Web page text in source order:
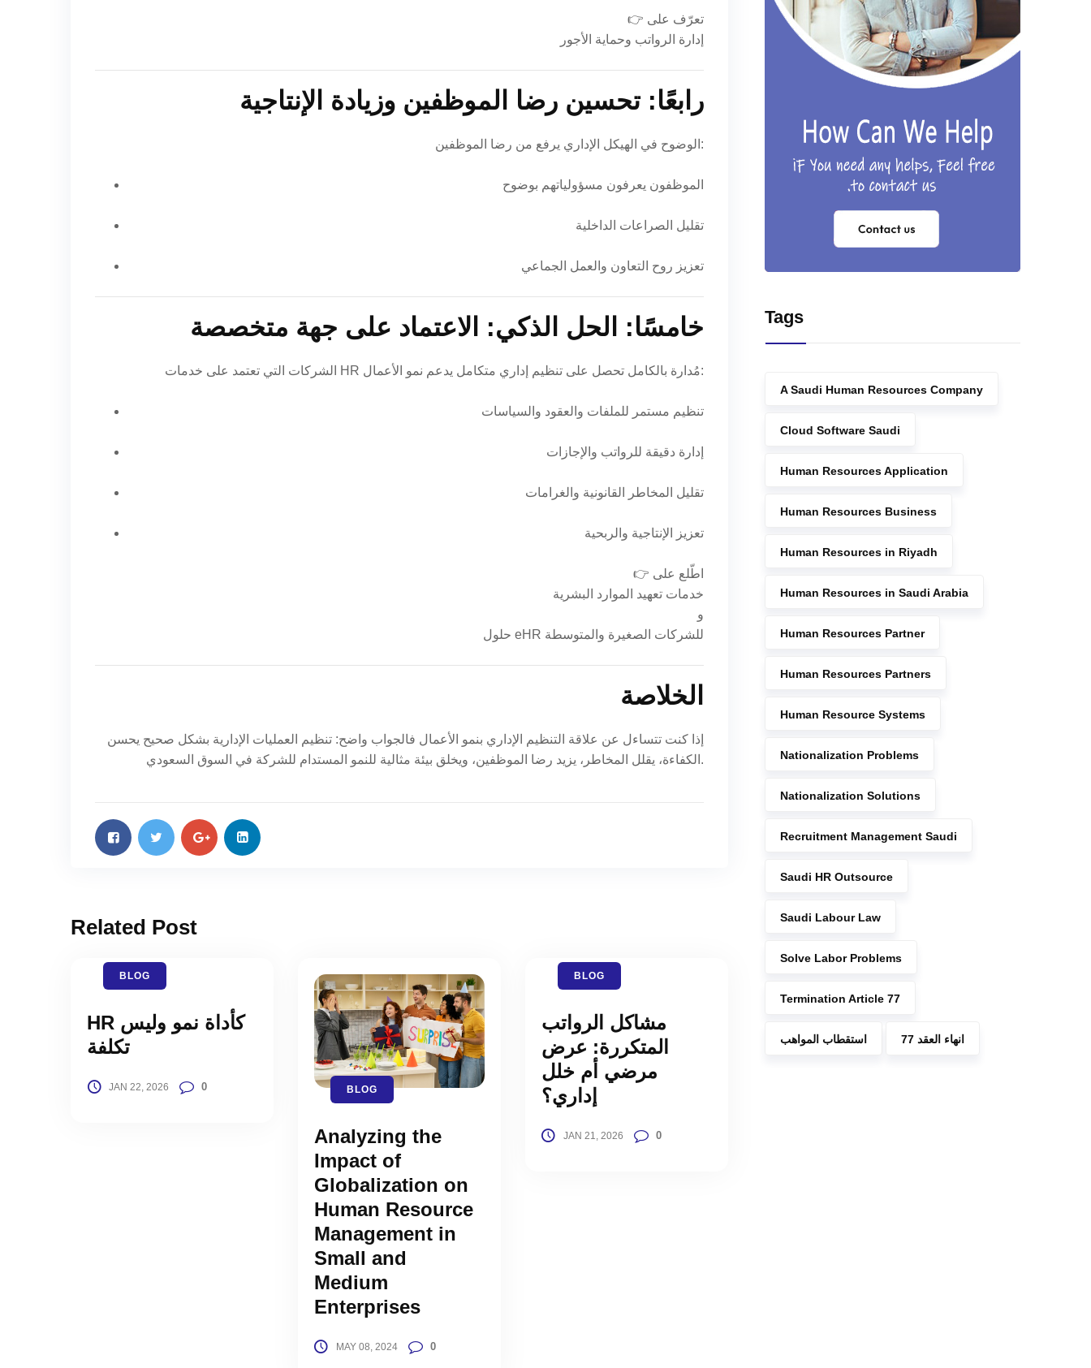
👉 تعرّف على
إدارة الرواتب وحماية الأجور
رابعًا: تحسين رضا الموظفين وزيادة الإنتاجية
الوضوح في الهيكل الإداري يرفع من رضا الموظفين:
الموظفون يعرفون مسؤولياتهم بوضوح
تقليل الصراعات الداخلية
تعزيز روح التعاون والعمل الجماعي
خامسًا: الحل الذكي: الاعتماد على جهة متخصصة
الشركات التي تعتمد على خدمات HR مُدارة بالكامل تحصل على تنظيم إداري متكامل يدعم نمو الأعمال:
تنظيم مستمر للملفات والعقود والسياسات
إدارة دقيقة للرواتب والإجازات
تقليل المخاطر القانونية والغرامات
تعزيز الإنتاجية والربحية
👉 اطّلع على
خدمات تعهيد الموارد البشرية
و
حلول eHR للشركات الصغيرة والمتوسطة
الخلاصة
إذا كنت تتساءل عن علاقة التنظيم الإداري بنمو الأعمال فالجواب واضح: تنظيم العمليات الإدارية بشكل صحيح يحسن
الكفاءة، يقلل المخاطر، يزيد رضا الموظفين، ويخلق بيئة مثالية للنمو المستدام للشركة في السوق السعودي.
Related Post
BLOG
HR كأداة نمو وليس
تكلفة
JAN 22, 2026 0 BLOG
Analyzing the
Impact of
Globalization on
Human Resource
Management in
Small and
Medium
Enterprises
MAY 08, 2024 0
BLOG
مشاكل الرواتب
المتكررة: عرض
مرضي أم خلل
إداري؟
JAN 21, 2026 0
Tags
A Saudi Human Resources Company
Cloud Software Saudi
Human Resources Application
Human Resources Business
Human Resources in Riyadh
Human Resources in Saudi Arabia
Human Resources Partner
Human Resources Partners
Human Resource Systems
Nationalization Problems
Nationalization Solutions
Recruitment Management Saudi
Saudi HR Outsource
Saudi Labour Law
Solve Labor Problems
Termination Article 77
استقطاب المواهب انهاء العقد 77